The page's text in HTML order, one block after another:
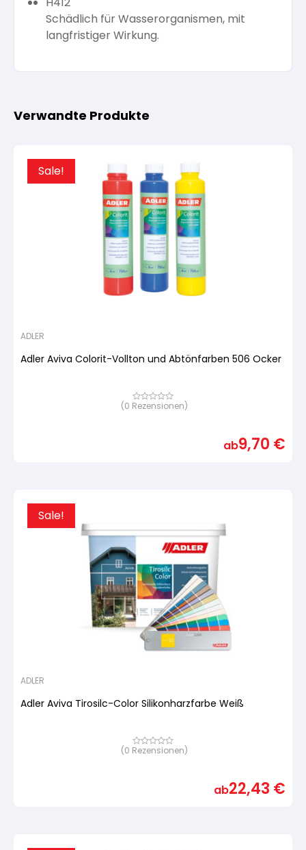
Schädlich für Wasserorganismen, mit
langfristiger Wirkung.
Verwandte Produkte
Sale!
ADLER
Adler Aviva Colorit-Vollton und Abtönfarben 506 Ocker
Bewertet
(0 Rezensionen)
ab9,70 €
Sale!
ADLER
Adler Aviva Tirosilc-Color Silikonharzfarbe Weiß
Bewertet
(0 Rezensionen)
ab22,43 €